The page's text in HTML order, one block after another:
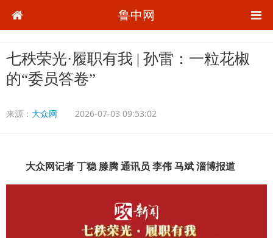
鲁中网
七秩荣光·履职有我 | 孙雷：一粒花椒
的“委员答卷”
来源： 大众网 2026-07-03 09:53:02
大众网记者 丁稳 滕腾 通讯员 李伟 马斌 淄博报道